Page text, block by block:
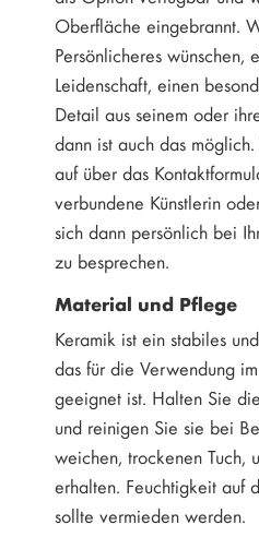
Oberfläche eingebrannt.
Persönlicheres
Leidenschaft, einen
Detail aus seinem oder
dann ist auch das
auf über das
verbundene Künstlerin
sich dann persönlich bei
zu besprechen.
Material und Pflege
Keramik ist ein stabiles
das für die Verwendung
geeignet ist. Halten Sie
und reinigen Sie sie bei
weichen, trockenen Tuch,
erhalten. Feuchtigkeit auf
sollte vermieden werden.